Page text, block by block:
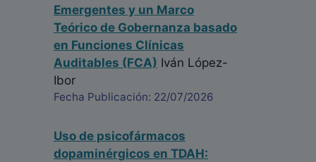
Emergentes y un Marco
Teórico de Gobernanza basado
en Funciones Clínicas
Auditables (FCA) Iván López-
Ibor
Fecha Publicación: 22/07/2026
Uso de psicofármacos
dopaminérgicos en TDAH: